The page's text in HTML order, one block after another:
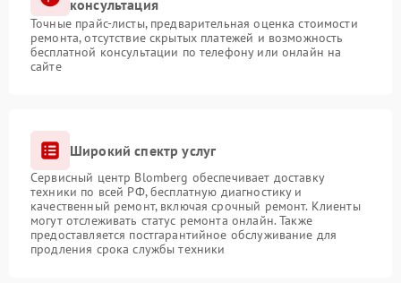
консультация
Точные прайс-листы, предварительная оценка стоимости
ремонта, отсутствие скрытых платежей и возможность
бесплатной консультации по телефону или онлайн на
сайте
Широкий спектр услуг
Сервисный центр Blomberg обеспечивает доставку
техники по всей РФ, бесплатную диагностику и
качественный ремонт, включая срочный ремонт. Клиенты
могут отслеживать статус ремонта онлайн. Также
предоставляется постгарантийное обслуживание для
продления срока службы техники